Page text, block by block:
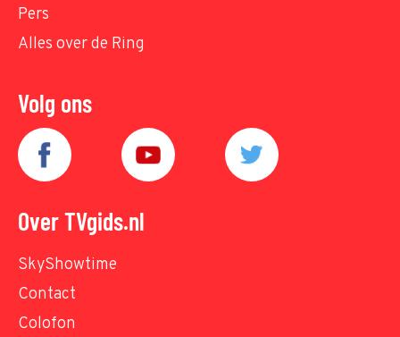
Pers
Alles over de Ring
Volg ons
Over TVgids.nl
SkyShowtime
Contact
Colofon